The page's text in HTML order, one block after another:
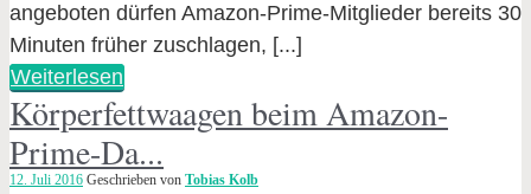
angeboten dürfen Amazon-Prime-Mitglieder bereits 30
Minuten früher zuschlagen, [...]
Weiterlesen
Körperfettwaagen beim Amazon-
Prime-Da...
12. Juli 2016 Geschrieben von Tobias Kolb